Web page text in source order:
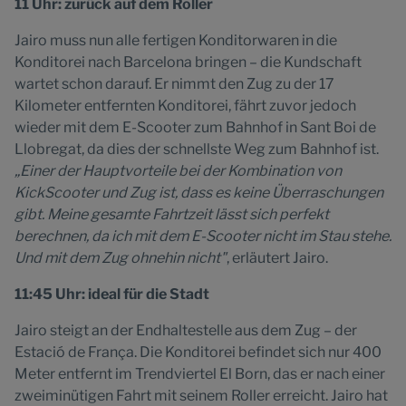
11 Uhr: zurück auf dem Roller
Jairo muss nun alle fertigen Konditorwaren in die
Konditorei nach Barcelona bringen – die Kundschaft
wartet schon darauf. Er nimmt den Zug zu der 17
Kilometer entfernten Konditorei, fährt zuvor jedoch
wieder mit dem E-Scooter zum Bahnhof in Sant Boi de
Llobregat, da dies der schnellste Weg zum Bahnhof ist.
„Einer der Hauptvorteile bei der Kombination von
KickScooter und Zug ist, dass es keine Überraschungen
gibt. Meine gesamte Fahrtzeit lässt sich perfekt
berechnen, da ich mit dem E-Scooter nicht im Stau stehe.
Und mit dem Zug ohnehin nicht", erläutert Jairo.
11:45 Uhr: ideal für die Stadt
Jairo steigt an der Endhaltestelle aus dem Zug – der
Estació de França. Die Konditorei befindet sich nur 400
Meter entfernt im Trendviertel El Born, das er nach einer
zweiminütigen Fahrt mit seinem Roller erreicht. Jairo hat